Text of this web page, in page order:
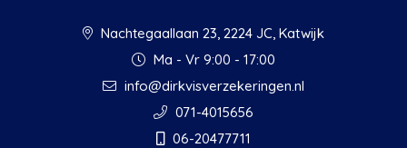
Nachtegaallaan 23, 2224 JC, Katwijk
Ma - Vr 9:00 - 17:00
info@dirkvisverzekeringen.nl
071-4015656
06-20477711